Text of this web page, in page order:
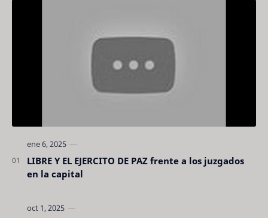
LIBRE Y EL EJERCITO DE PAZ frente a los juzgados
en la capital